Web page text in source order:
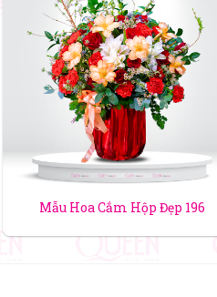
Mẫu Hoa Cắm Hộp Đẹp 196